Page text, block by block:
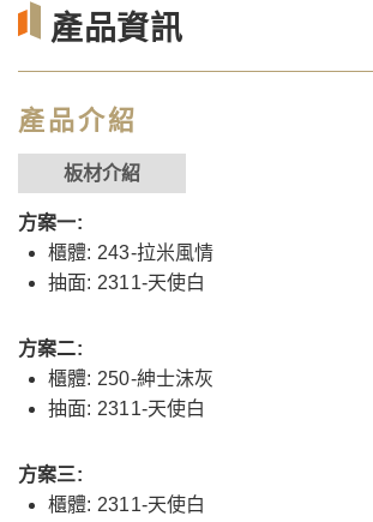
產品資訊
產品介紹
板材介紹
方案一:
櫃體: 243-拉米風情
抽面: 2311-天使白
方案二:
櫃體: 250-紳士沫灰
抽面: 2311-天使白
方案三:
櫃體: 2311-天使白